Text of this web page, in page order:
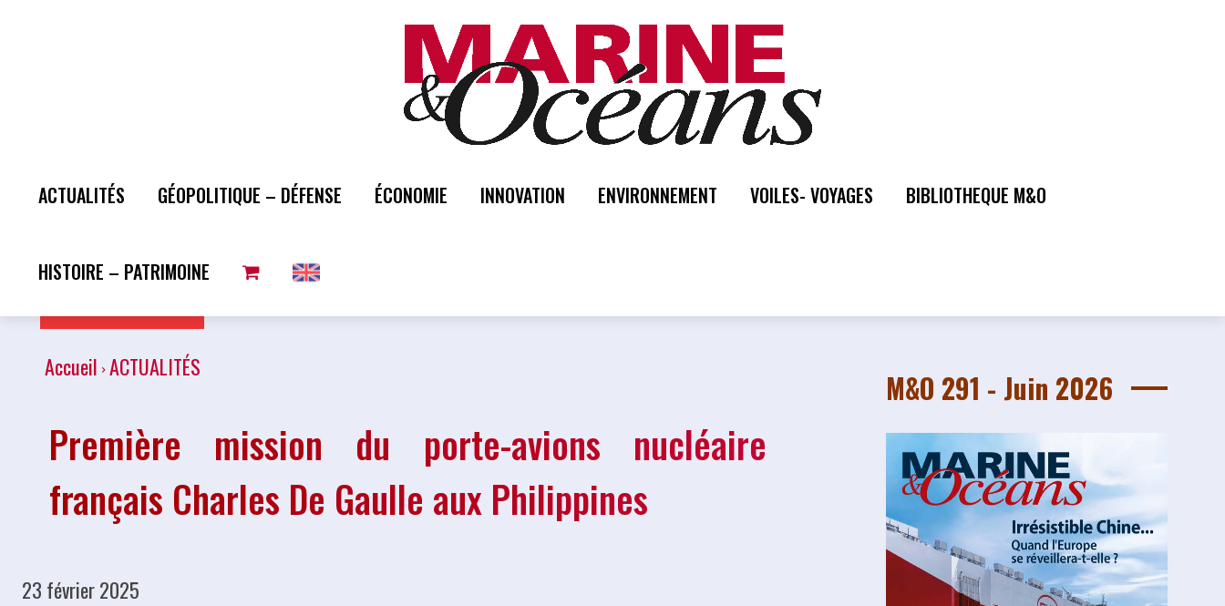
ACTUALITÉS GÉOPOLITIQUE – DÉFENSE ÉCONOMIE INNOVATION ENVIRONNEMENT VOILES- VOYAGES BIBLIOTHEQUE M&O
HISTOIRE – PATRIMOINE
Accueil ACTUALITÉS
Première mission du porte-avions nucléaire
français Charles De Gaulle aux Philippines
23 février 2025
M&O 291 - Juin 2026